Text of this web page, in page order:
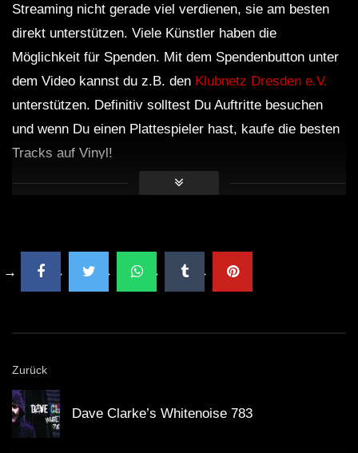
Streaming nicht gerade viel verdienen, sie am besten
direkt unterstützen. Viele Künstler haben die
Möglichkeit für Spenden. Mit dem Spendenbutton unter
dem Video kannst du z.B. den Klubnetz Dresden e.V.
unterstützen. Definitiv solltest Du Auftritte besuchen
und wenn Du einen Plattespieler hast, kaufe die besten
Tracks auf Vinyl!
Zurück
Dave Clarke’s Whitenoise 783